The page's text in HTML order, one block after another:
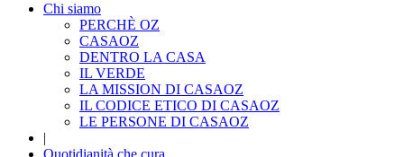
Chi siamo
PERCHÈ OZ
CASAOZ
DENTRO LA CASA
IL VERDE
LA MISSION DI CASAOZ
IL CODICE ETICO DI CASAOZ
LE PERSONE DI CASAOZ
|